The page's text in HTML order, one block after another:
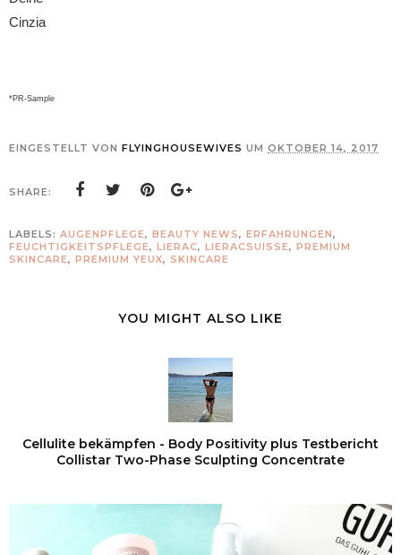
Cinzia
*PR-Sample
EINGESTELLT VON FLYINGHOUSEWIVES UM OKTOBER 14, 2017
SHARE:
LABELS: AUGENPFLEGE, BEAUTY NEWS, ERFAHRUNGEN,
FEUCHTIGKEITSPFLEGE, LIERAC, LIERACSUISSE, PREMIUM
SKINCARE, PREMIUM YEUX, SKINCARE
YOU MIGHT ALSO LIKE
Cellulite bekämpfen - Body Positivity plus Testbericht
Collistar Two-Phase Sculpting Concentrate